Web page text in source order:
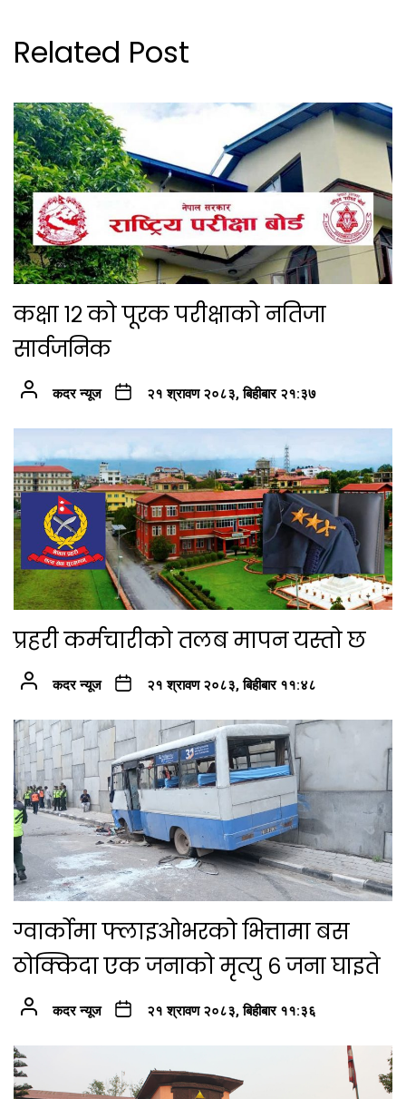
Related Post
कक्षा १२ को पूरक परीक्षाको नतिजा
सार्वजनिक
कदर न्यूज २१ श्रावण २०८३, बिहीबार २१:३७
प्रहरी कर्मचारीको तलब मापन यस्तो छ
कदर न्यूज २१ श्रावण २०८३, बिहीबार ११:४८
ग्वार्कोमा फ्लाइओभरको भित्तामा बस
ठोक्किदा एक जनाको मृत्यु ६ जना घाइते
कदर न्यूज २१ श्रावण २०८३, बिहीबार ११:३६